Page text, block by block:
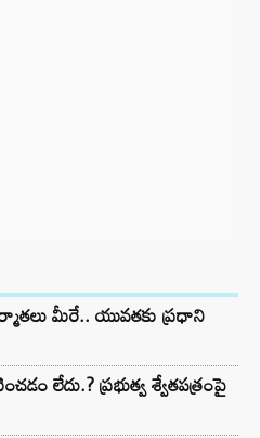
మీరే.. యువతకు ప్రధాని
లేదు.? ప్రభుత్వ శ్వేతపత్రంపై